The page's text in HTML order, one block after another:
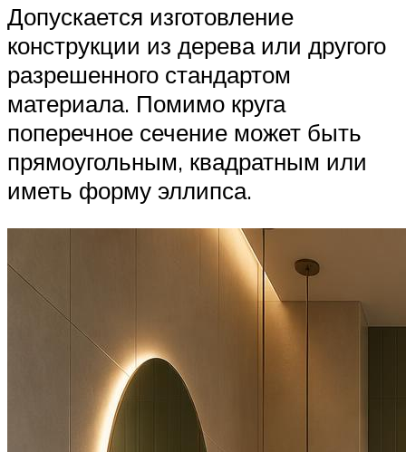
Допускается изготовление
конструкции из дерева или другого
разрешенного стандартом
материала. Помимо круга
поперечное сечение может быть
прямоугольным, квадратным или
иметь форму эллипса.